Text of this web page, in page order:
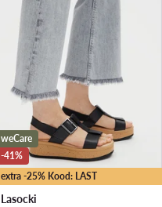
extra -25% Kood: LAST
weCare
-41%
Lasocki